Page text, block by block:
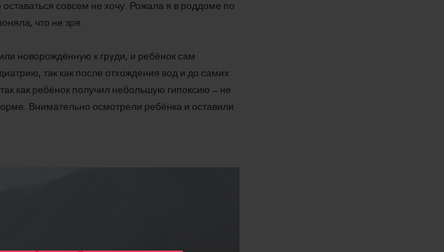
совсем не хочу. Рожала я в роддоме по
что не зря.
новорождённую к груди, и ребёнок сам
так как после отхождения вод и до самих
как ребёнок получил небольшую гипоксию – не
Внимательно осмотрели ребёнка и оставили